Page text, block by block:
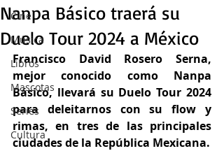
Cine
Música
Libros
Mascotas
Series
Cultura
Nanpa Básico traerá su
Duelo Tour 2024 a México
Francisco David Rosero Serna,
mejor conocido como Nanpa
Básico, llevará su Duelo Tour 2024
para deleitarnos con su flow y
rimas, en tres de las principales
ciudades de la República Mexicana.